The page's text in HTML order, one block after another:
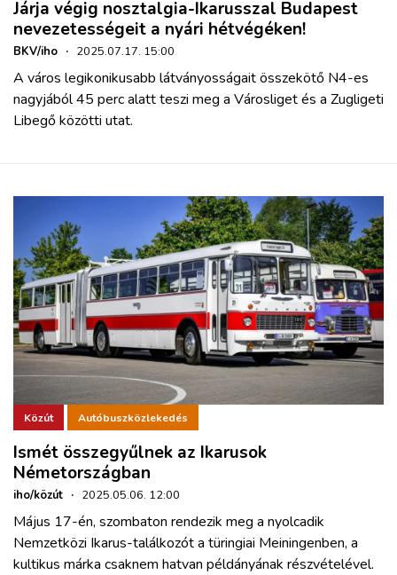
Járja végig nosztalgia-Ikarusszal Budapest
nevezetességeit a nyári hétvégéken!
BKV/iho · 2025.07.17. 15:00
A város legikonikusabb látványosságait összekötő N4-es
nagyjából 45 perc alatt teszi meg a Városliget és a Zugligeti
Libegő közötti utat.
Közút Autóbuszközlekedés
Ismét összegyűlnek az Ikarusok
Németországban
iho/közút · 2025.05.06. 12:00
Május 17-én, szombaton rendezik meg a nyolcadik
Nemzetközi Ikarus-találkozót a türingiai Meiningenben, a
kultikus márka csaknem hatvan példányának részvételével.